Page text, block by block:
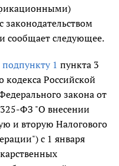
законодательством
сообщает следующее.
подпункту 1 пункта 3
кодекса Российской
закона от
325-ФЗ "О внесении
и вторую Налогового
с 1 января